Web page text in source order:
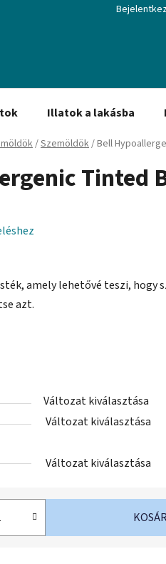
Illatok a lakásba
/Szemöldök/Bell
Tinted
amely lehetővé teszi, hogy
azt.
Változat kiválasztása
Változat kiválasztása
Változat kiválasztása